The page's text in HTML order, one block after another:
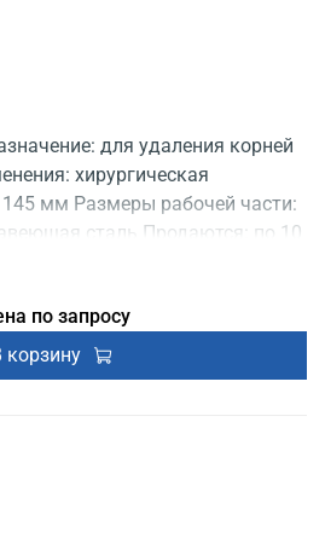
для удаления корней
хирургическая
мм Размеры рабочей части:
сталь Продаются: по 10
по запросу
корзину